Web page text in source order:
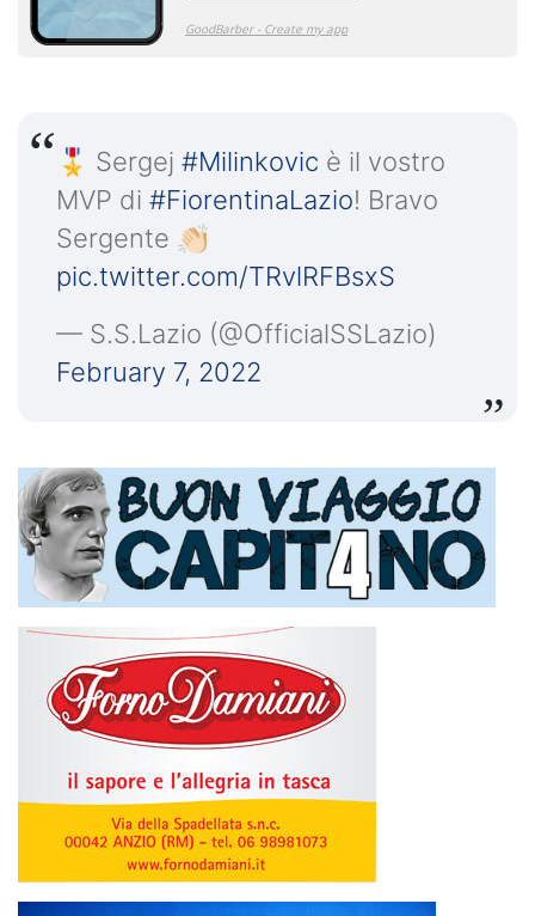
🎖 Sergej #Milinkovic è il vostro
MVP di #FiorentinaLazio! Bravo
Sergente 👏🏻
pic.twitter.com/TRvlRFBsxS
— S.S.Lazio (@OfficialSSLazio)
February 7, 2022